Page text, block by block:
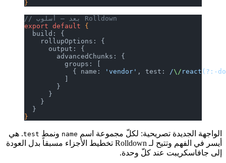
// بعد — أسلوب Rolldown
export default {
  build: {
    rollupOptions: {
      output: {
        advancedChunks: {
          groups: [
            { name:
'vendor' , test: / \/react(?:-
        }
      }
    }
  }
الواجهة الجديدة تصريحية: لكلّ مجموعة اسمnameونمطtest. هي
أيسر في الفهم وتتيح لـ Rolldown تخطيط الأجزاء مسبقاً بدل العودة
إلى جافاسكريبت عند كلّ وحدة.